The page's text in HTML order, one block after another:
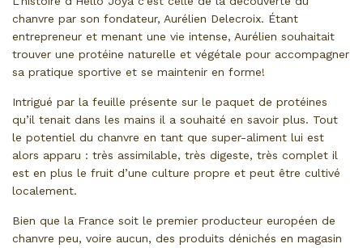
chanvre par son fondateur, Aurélien Delecroix. Étant
entrepreneur et menant une vie intense, Aurélien souhaitait
trouver une protéine naturelle et végétale pour accompagner
sa pratique sportive et se maintenir en forme!
Intrigué par la feuille présente sur le paquet de protéines
qu’il tenait dans les mains il a souhaité en savoir plus. Tout
le potentiel du chanvre en tant que super-aliment lui est
alors apparu : très assimilable, très digeste, très complet il
est en plus le fruit d’une culture propre et peut être cultivé
localement.
Bien que la France soit le premier producteur européen de
chanvre peu, voire aucun, des produits dénichés en magasin